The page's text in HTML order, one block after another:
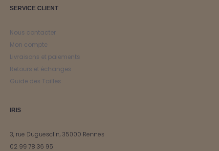
SERVICE CLIENT
Nous contacter
Mon compte
Livraisons et paiements
Retours et échanges
Guide des Tailles
IRIS
3, rue Duguesclin, 35000 Rennes
02 99 78 36 95